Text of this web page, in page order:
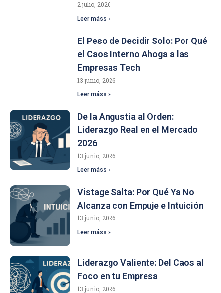
2 julio, 2026
Leer máss »
El Peso de Decidir Solo: Por Qué
el Caos Interno Ahoga a las
Empresas Tech
13 junio, 2026
Leer máss »
De la Angustia al Orden:
Liderazgo Real en el Mercado
2026
13 junio, 2026
Leer máss »
Vistage Salta: Por Qué Ya No
Alcanza con Empuje e Intuición
13 junio, 2026
Leer máss »
Liderazgo Valiente: Del Caos al
Foco en tu Empresa
13 junio, 2026